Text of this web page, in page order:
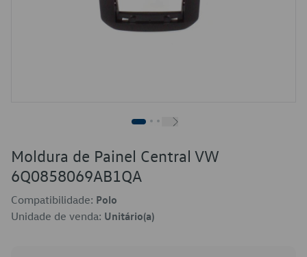
Moldura de Painel Central VW
6Q0858069AB1QA
Compatibilidade: Polo
Unidade de venda: Unitário(a)